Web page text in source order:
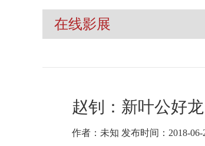
在线影展
赵钊：新叶公好龙
作者：未知 发布时间：2018-